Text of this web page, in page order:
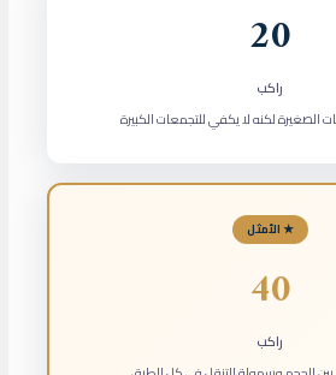
20
راكب
الصغيرة لكنه لا يكفي للتجمعات الكبيرة
★ الأمثل
40
راكب